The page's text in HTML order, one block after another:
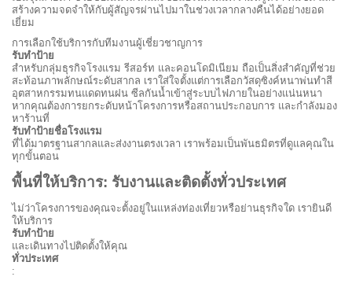
สร้างความจดจำให้กับผู้สัญจรผ่านไปมาในช่วงเวลากลางคืนได้อย่างยอด
เยี่ยม
การเลือกใช้บริการกับทีมงานผู้เชี่ยวชาญการ
รับทำป้าย
สำหรับกลุ่มธุรกิจโรงแรม รีสอร์ท และคอนโดมิเนียม ถือเป็นสิ่งสำคัญที่ช่วย
สะท้อนภาพลักษณ์ระดับสากล เราใส่ใจตั้งแต่การเลือกวัสดุซิงค์หนาพ่นทำสี
อุตสาหกรรมทนแดดทนฝน ซีลกันน้ำเข้าสู่ระบบไฟภายในอย่างแน่นหนา
หากคุณต้องการยกระดับหน้าโครงการหรือสถานประกอบการ และกำลังมอง
หาร้านที่
รับทำป้ายชื่อโรงแรม
ที่ได้มาตรฐานสากลและส่งงานตรงเวลา เราพร้อมเป็นพันธมิตรที่ดูแลคุณใน
ทุกขั้นตอน
พื้นที่ให้บริการ: รับงานและติดตั้งทั่วประเทศ
ไม่ว่าโครงการของคุณจะตั้งอยู่ในแหล่งท่องเที่ยวหรือย่านธุรกิจใด เรายินดี
ให้บริการ
รับทำป้าย
และเดินทางไปติดตั้งให้คุณ
ทั่วประเทศ
: